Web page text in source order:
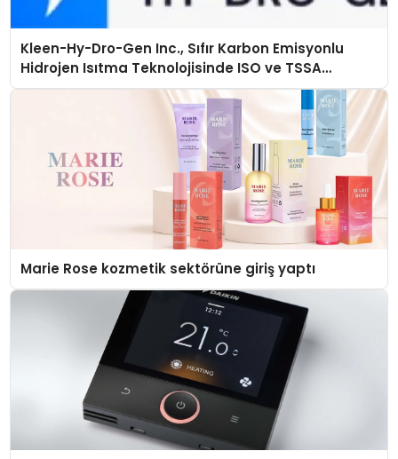
Kleen-Hy-Dro-Gen Inc., Sıfır Karbon Emisyonlu
Hidrojen Isıtma Teknolojisinde ISO ve TSSA
Düzenleyici Onaylarını Aldı
Marie Rose kozmetik sektörüne giriş yaptı